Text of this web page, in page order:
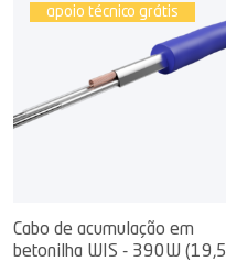
apoio técnico grátis
Cabo de acumulação em
betonilha WIS - 390W (19,5